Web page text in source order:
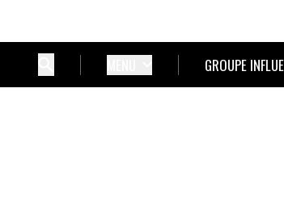
GROUPE